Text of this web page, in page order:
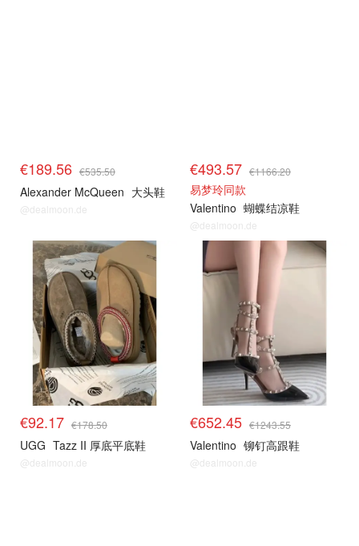
€189.56 €535.50
Alexander McQueen 大头鞋
@dealmoon.de
€493.57 €1166.20
易梦玲同款
Valentino 蝴蝶结凉鞋
@dealmoon.de
€92.17 €178.50
UGG Tazz II 厚底平底鞋
@dealmoon.de
€652.45 €1243.55
Valentino 铆钉高跟鞋
@dealmoon.de